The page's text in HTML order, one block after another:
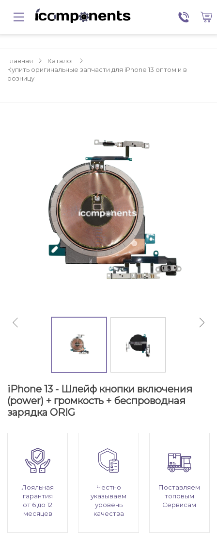
Главная
Каталог
Купить оригинальные запчасти для iPhone 13 оптом и в
розницу
iPhone 13 - Шлейф кнопки включения
(power) + громкость + беспроводная
зарядка ORIG
Лояльная
гарантия
от 6 до 12
месяцев
Честно
указываем
уровень
качества
Поставляем
топовым
Сервисам